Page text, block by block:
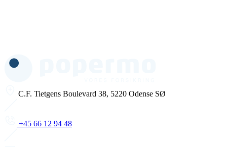
C.F. Tietgens Boulevard 38, 5220 Odense SØ
+45 66 12 94 48